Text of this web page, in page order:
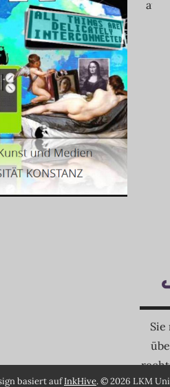
gibt es auch auf
Sie
basiert aufInkHive.© 2026 LKM